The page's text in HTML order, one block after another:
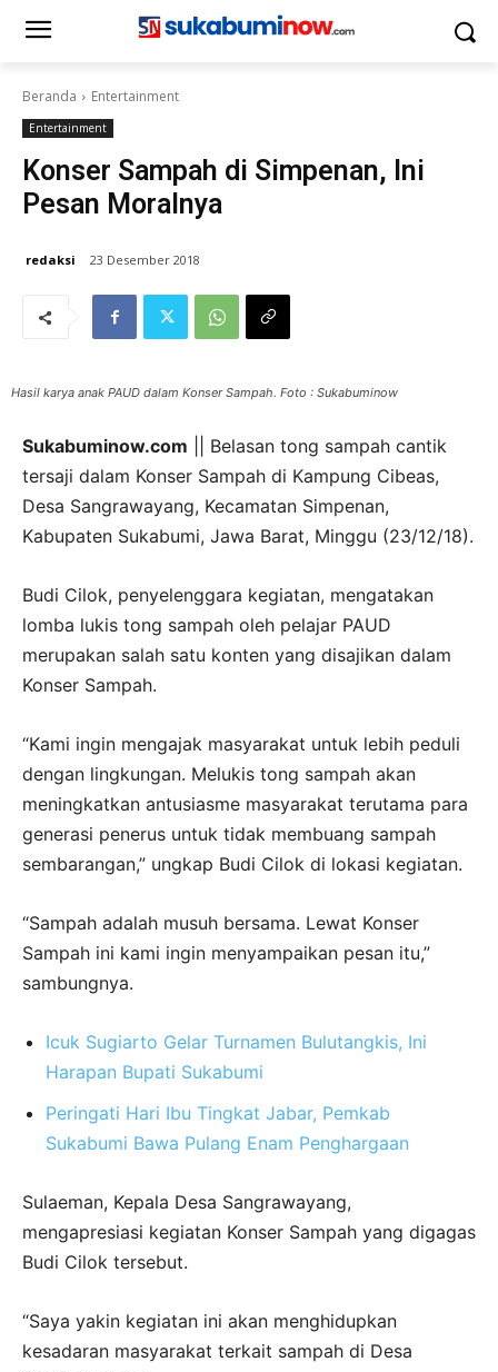
Beranda Entertainment
Entertainment
Konser Sampah di Simpenan, Ini
Pesan Moralnya
redaksi 23 Desember 2018
Hasil karya anak PAUD dalam Konser Sampah. Foto : Sukabuminow
Sukabuminow.com || Belasan tong sampah cantik
tersaji dalam Konser Sampah di Kampung Cibeas,
Desa Sangrawayang, Kecamatan Simpenan,
Kabupaten Sukabumi, Jawa Barat, Minggu (23/12/18).
Budi Cilok, penyelenggara kegiatan, mengatakan
lomba lukis tong sampah oleh pelajar PAUD
merupakan salah satu konten yang disajikan dalam
Konser Sampah.
“Kami ingin mengajak masyarakat untuk lebih peduli
dengan lingkungan. Melukis tong sampah akan
meningkatkan antusiasme masyarakat terutama para
generasi penerus untuk tidak membuang sampah
sembarangan,” ungkap Budi Cilok di lokasi kegiatan.
“Sampah adalah musuh bersama. Lewat Konser
Sampah ini kami ingin menyampaikan pesan itu,”
sambungnya.
Icuk Sugiarto Gelar Turnamen Bulutangkis, Ini
Harapan Bupati Sukabumi
Peringati Hari Ibu Tingkat Jabar, Pemkab
Sukabumi Bawa Pulang Enam Penghargaan
Sulaeman, Kepala Desa Sangrawayang,
mengapresiasi kegiatan Konser Sampah yang digagas
Budi Cilok tersebut.
“Saya yakin kegiatan ini akan menghidupkan
kesadaran masyarakat terkait sampah di Desa